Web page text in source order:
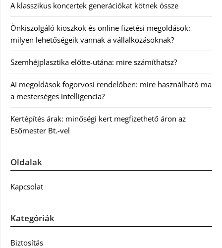
A klasszikus koncertek generációkat kötnek össze
Önkiszolgáló kioszkok és online fizetési megoldások:
milyen lehetőségeik vannak a vállalkozásoknak?
Szemhéjplasztika előtte-utána: mire számíthatsz?
AI megoldások fogorvosi rendelőben: mire használható ma
a mesterséges intelligencia?
Kertépítés árak: minőségi kert megfizethető áron az
Esőmester Bt.-vel
Oldalak
Kapcsolat
Kategóriák
Biztosítás